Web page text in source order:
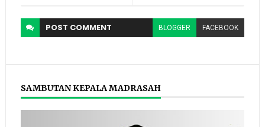
POST COMMENT BLOGGER FACEBOOK
SAMBUTAN KEPALA MADRASAH